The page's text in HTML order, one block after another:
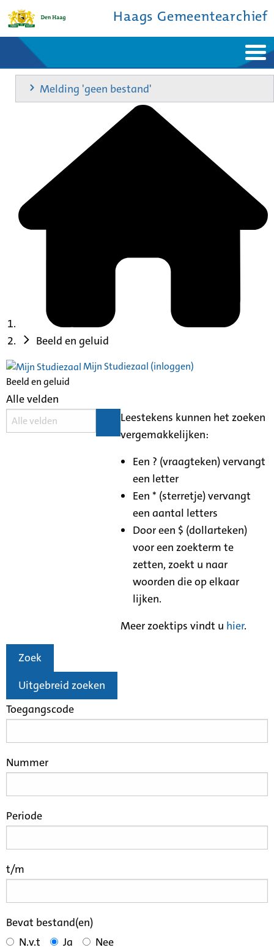
Haags Gemeentearchief
Home
Nieuws
Ontdek de stad
De studiezaal
Bronnen en collecties
Melding 'geen bestand'
Beeld en geluid
Mijn Studiezaal (inloggen)
Beeld en geluid
Alle velden
Leestekens kunnen het zoeken
vergemakkelijken:
Een ? (vraagteken) vervangt
een letter
Een * (sterretje) vervangt
een aantal letters
Door een $ (dollarteken)
voor een zoekterm te
zetten, zoekt u naar
woorden die op elkaar
lijken.
Meer zoektips vindt u hier.
Zoek
Uitgebreid zoeken
Toegangscode
Nummer
Periode
t/m
Bevat bestand(en)
N.v.t
Ja Nee